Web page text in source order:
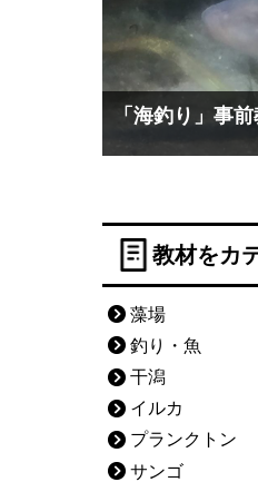
「海釣り」事
教材をカ
藻場
釣り・魚
干潟
イルカ
プランクトン
サンゴ